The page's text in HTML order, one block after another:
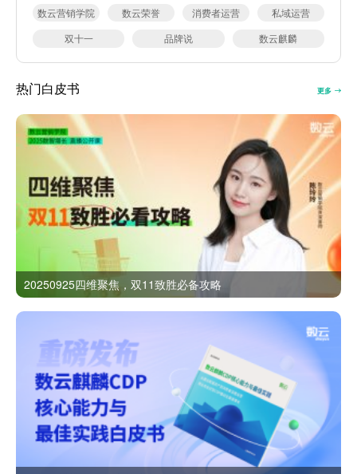
数云营销学院
数云荣誉 消费者运营
私域运营
双十一
品牌说 数云麒麟
热门白皮书 更多
20250925四维聚焦，双11致胜必备攻略